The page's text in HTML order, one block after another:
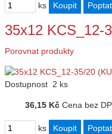
ks
35x12 KCS_12-
Porovnat produkty
Dostupnost 2 ks
36,15 Kč Cena bez
ks